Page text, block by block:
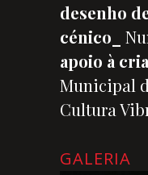
desenho
cénico_
apoio à
Municipal
Cultura
GALERIA